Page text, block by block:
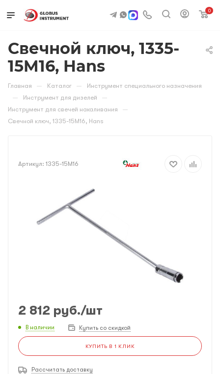
0
Свечной ключ, 1335-
15M16, Hans
Главная — Каталог — Инструмент специального назначения
— Инструмент для дизелей —
Инструмент для свечей накаливания —
Свечной ключ, 1335-15M16, Hans
Артикул: 1335-15M16
2 812 руб./шт
В наличии Купить со скидкой
КУПИТЬ В 1 КЛИК
Рассчитать доставку